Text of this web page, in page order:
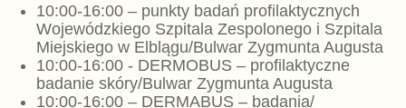
10:00-16:00 – punkty badań profilaktycznych
Wojewódzkiego Szpitala Zespolonego i Szpitala
Miejskiego w Elblągu/Bulwar Zygmunta Augusta
10:00-16:00 - DERMOBUS – profilaktyczne
badanie skóry/Bulwar Zygmunta Augusta
10:00-16:00 – DERMABUS – badania/